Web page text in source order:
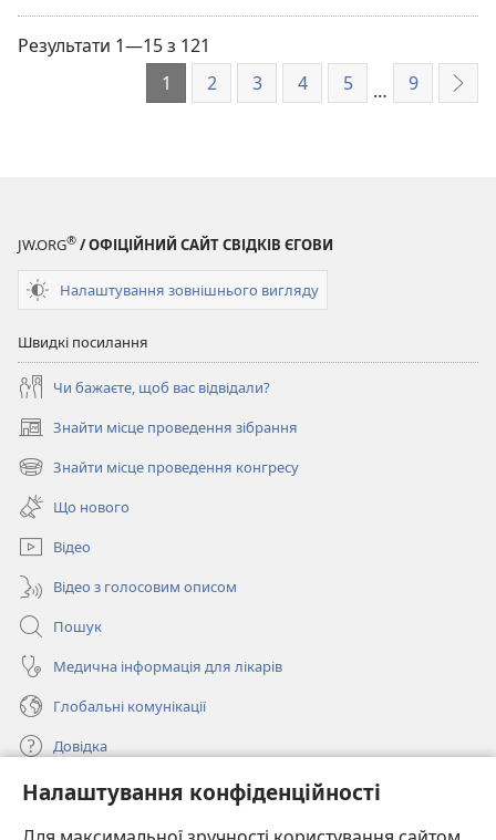
Налаштування конфіденційності
Результати 1—15 з 121
1
2 3 4 5 … 9 Далі
JW.ORG® / ОФІЦІЙНИЙ САЙТ СВІДКІВ ЄГОВИ
Налаштування зовнішнього вигляду
Швидкі посилання
Чи бажаєте, щоб вас відвідали?
Знайти місце проведення зібрання
(відкривається
у
новому
вікні)
Знайти місце проведення конгресу
(відкривається
новому
вікні)
Що нового
Відео
Відео з голосовим описом
Пошук
Медична інформація для лікарів
Глобальні комунікації
Довідка
Пожертви
(відкривається
у